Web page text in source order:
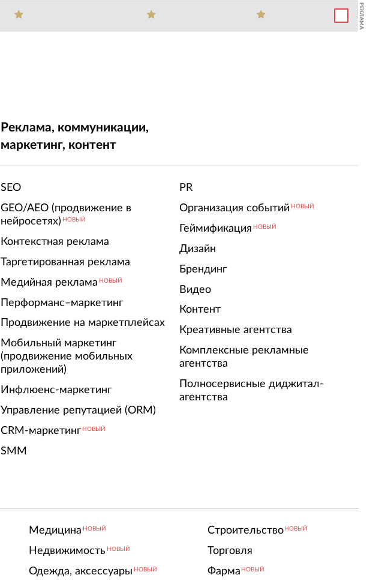
РЕКЛАМА
Реклама, коммуникации,
маркетинг, контент
SEO
GEO/AEO (продвижение в
нейросетях) НОВЫЙ
Контекстная реклама
Таргетированная реклама
Медийная реклама НОВЫЙ
Перформанс–маркетинг
Продвижение на маркетплейсах
Мобильный маркетинг
(продвижение мобильных
приложений)
Инфлюенс-маркетинг
Управление репутацией (ORM)
CRM-маркетинг НОВЫЙ
SMM
PR
Организация событий НОВЫЙ
Геймификация НОВЫЙ
Дизайн
Брендинг
Видео
Контент
Креативные агентства
Комплексные рекламные
агентства
Полносервисные диджитал-
агентства
Медицина НОВЫЙ
Недвижимость НОВЫЙ
Одежда, аксессуары НОВЫЙ
Строительство НОВЫЙ
Торговля
Фарма НОВЫЙ